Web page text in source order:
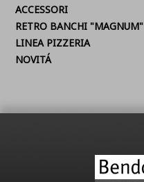
ACCESSORI
RETRO BANCHI "MAGNUM"
LINEA PIZZERIA
NOVITÁ